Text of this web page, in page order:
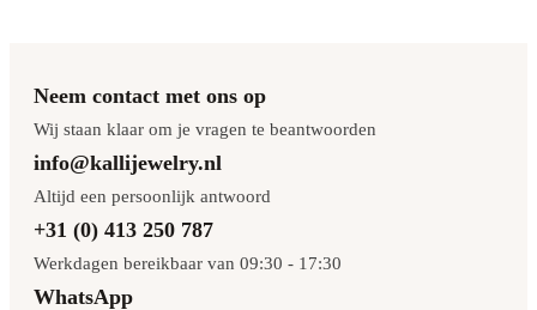
Neem contact met ons op
Wij staan klaar om je vragen te beantwoorden
info@kallijewelry.nl
Altijd een persoonlijk antwoord
+31 (0) 413 250 787
Werkdagen bereikbaar van 09:30 - 17:30
WhatsApp